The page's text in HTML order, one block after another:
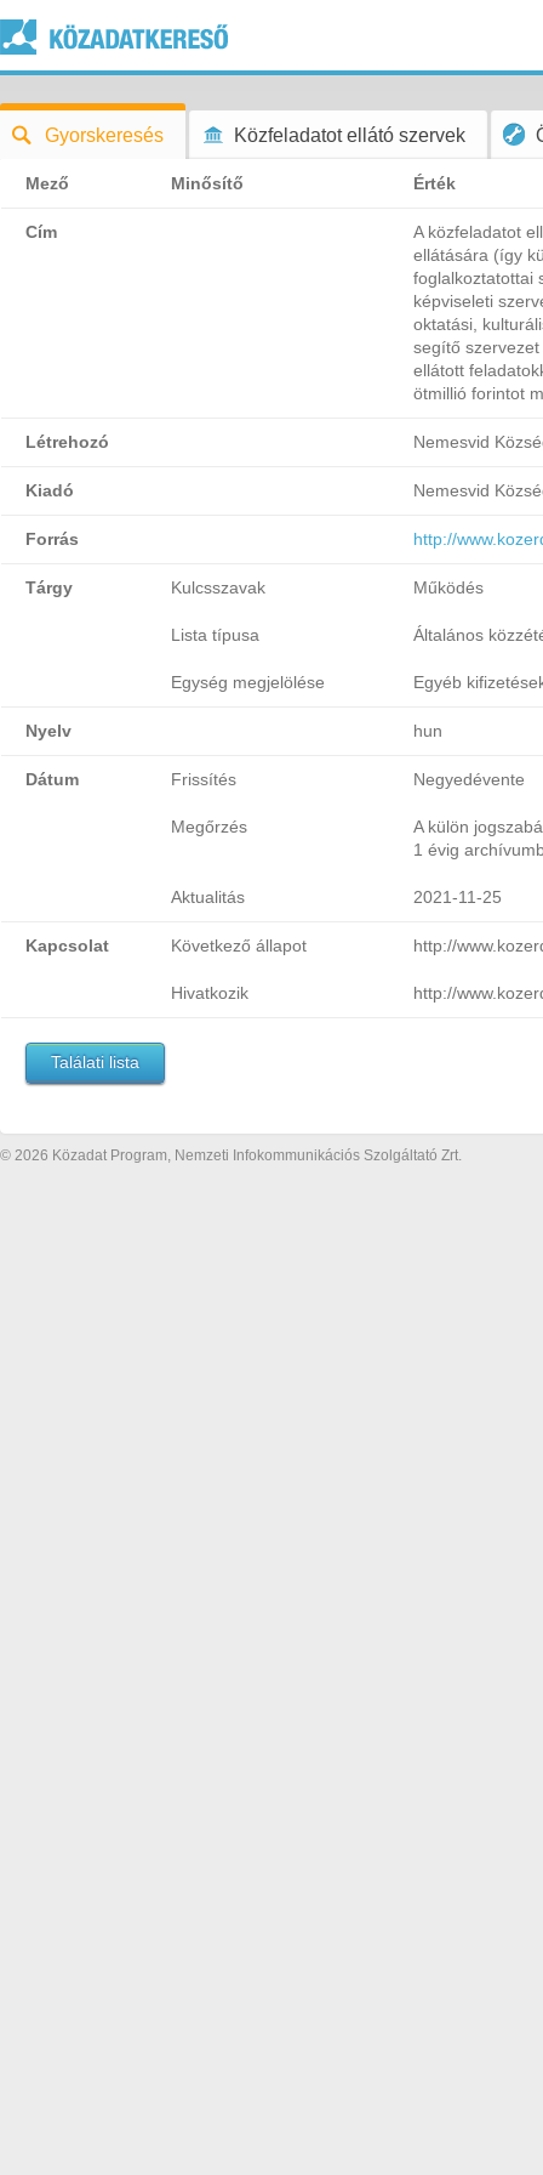
Gyorskeresés Közfeladatot ellátó szervek
Mező Minősítő Érték
Cím
A közfeladatot
ellátására (így
foglalkoztatottai
képviseleti
oktatási,
segítő
ellátott
ötmillió forintot
Létrehozó Nemesvid
Kiadó Nemesvid
Forrás http://
Tárgy Kulcsszavak Működés
Lista típusa Általános
Egység megjelölése Egyéb
Nyelv hun
Dátum Frissítés Negyedévente
Megőrzés
A külön
1 évig
Aktualitás 2021-11-25
Kapcsolat Következő állapot http://
Hivatkozik http://
Találati lista
© 2026 Közadat Program, Nemzeti Infokommunikációs Szolgáltató Zrt.